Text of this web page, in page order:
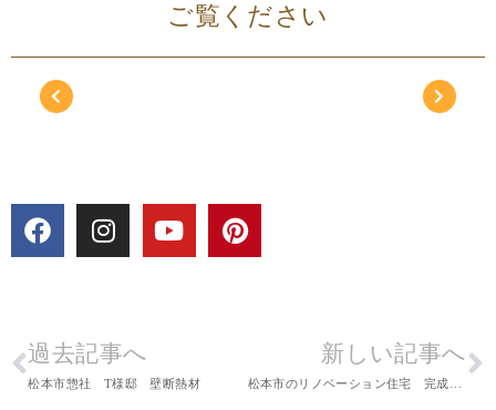
ご覧ください
過去記事へ
松本市惣社 T様邸 壁断熱材
新しい記事へ